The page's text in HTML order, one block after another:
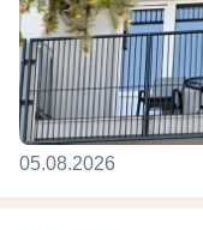
05.08.2026